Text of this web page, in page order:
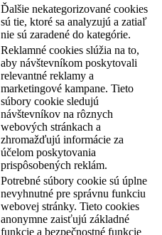
Ďalšie nekategorizované cookies
sú tie, ktoré sa analyzujú a zatiaľ
nie sú zaradené do kategórie.
Reklamné cookies slúžia na to,
aby návštevníkom poskytovali
relevantné reklamy a
marketingové kampane. Tieto
súbory cookie sledujú
návštevníkov na rôznych
webových stránkach a
zhromažďujú informácie za
účelom poskytovania
prispôsobených reklám.
Potrebné súbory cookie sú úplne
nevyhnutné pre správnu funkciu
webovej stránky. Tieto cookies
anonymne zaisťujú základné
funkcie a bezpečnostné funkcie